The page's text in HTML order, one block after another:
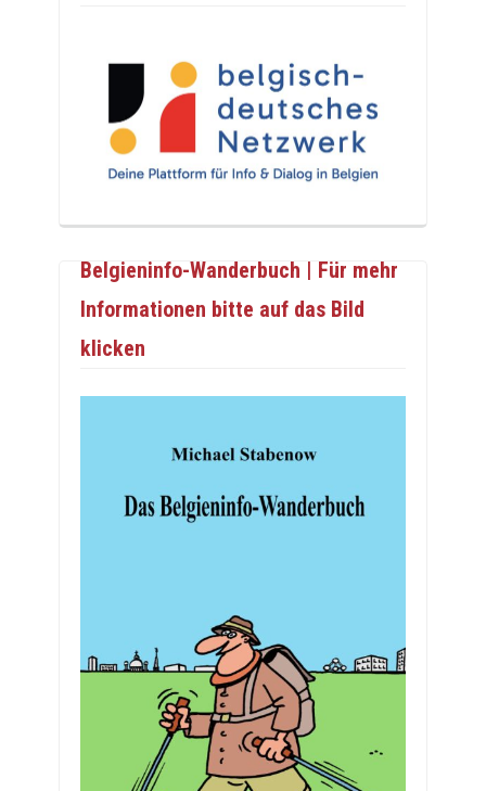
Belgieninfo-Wanderbuch | Für mehr
Informationen bitte auf das Bild
klicken